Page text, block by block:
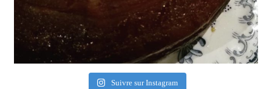
Suivre sur Instagram